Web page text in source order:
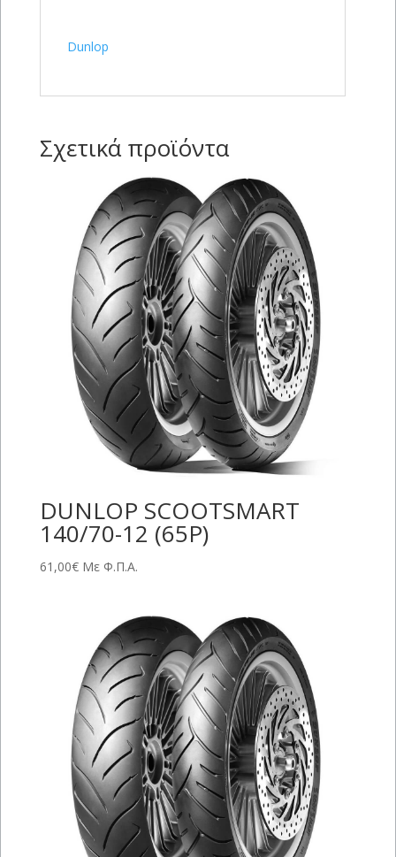
Dunlop
Σχετικά προϊόντα
DUNLOP SCOOTSMART
140/70-12 (65P)
61,00€ Με Φ.Π.Α.